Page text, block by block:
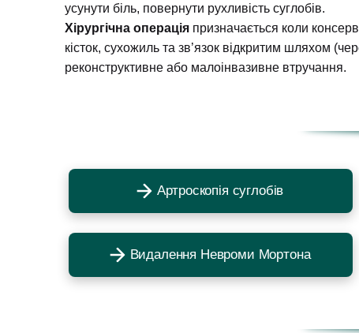
усунути біль, повернути рухливість суглобів.
Хірургічна операція призначається коли
кісток, сухожиль та зв’язок відкритим шляхом
реконструктивне або малоінвазивне втручання.
Артроскопія суглобів
Видалення Невроми Мортона